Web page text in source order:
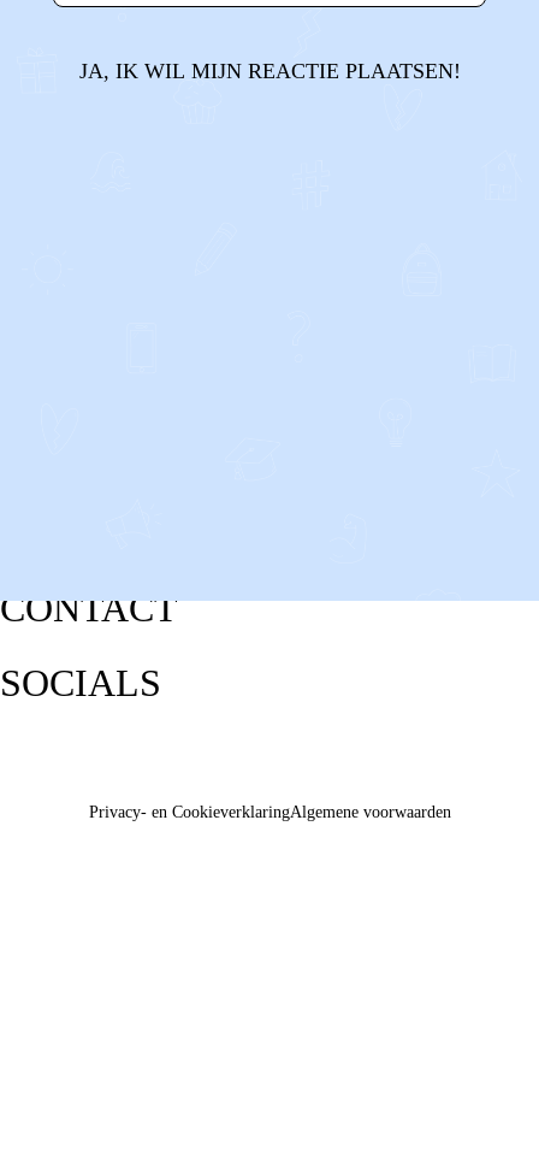
JA, IK WIL MIJN REACTIE PLAATSEN!
CONTACT
SOCIALS
Privacy- en CookieverklaringAlgemene voorwaarden